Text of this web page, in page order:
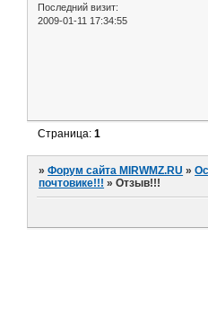
Последний визит:
2009-01-11 17:34:55
Страница:1
»Форум сайта MIRWMZ.RU »
почтовике!!! »Отзыв!!!